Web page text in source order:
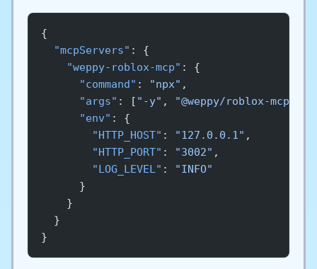
{
  "mcpServers"
: {
    "weppy-roblox-mcp"
: {
      "command"
: "npx" ,
      "args"
: [ "-y" ,
"@weppy/roblox-
      "env"
: {
        "HTTP_HOST"
: "127.0.0.1" ,
        "HTTP_PORT"
: "3002" ,
        "LOG_LEVEL"
:
"INFO"
      }
    }
  }
}